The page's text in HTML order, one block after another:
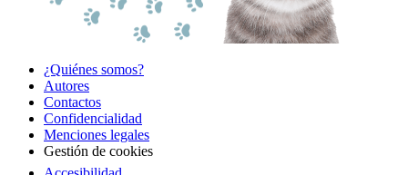
¿Quiénes somos?
Autores
Contactos
Confidencialidad
Menciones legales
Gestión de cookies